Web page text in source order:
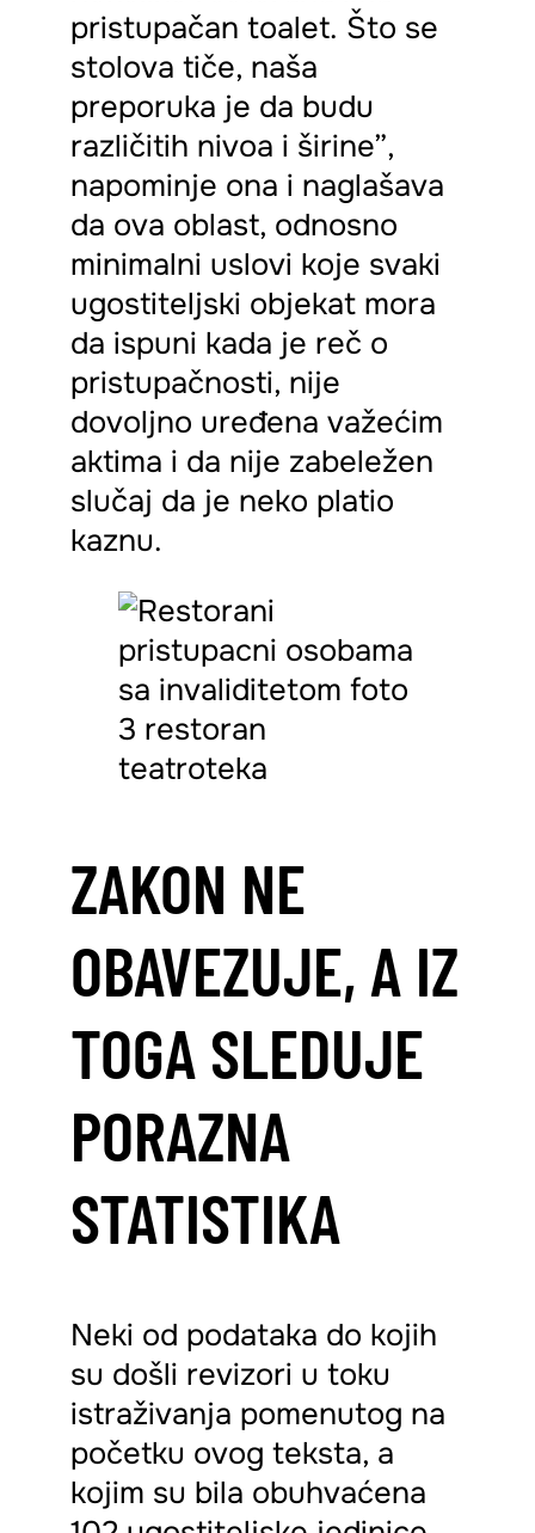
pristupačan toalet. Što se
stolova tiče, naša
preporuka je da budu
različitih nivoa i širine”,
napominje ona i naglašava
da ova oblast, odnosno
minimalni uslovi koje svaki
ugostiteljski objekat mora
da ispuni kada je reč o
pristupačnosti, nije
dovoljno uređena važećim
aktima i da nije zabeležen
slučaj da je neko platio
kaznu.
ZAKON NE
OBAVEZUJE, A IZ
TOGA SLEDUJE
PORAZNA
STATISTIKA
Neki od podataka do kojih
su došli revizori u toku
istraživanja pomenutog na
početku ovog teksta, a
kojim su bila obuhvaćena